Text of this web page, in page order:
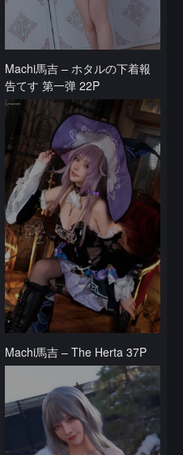
Machi馬吉 – ホタルの下着報
告てす 第一弹 22P
Machi馬吉 – The Herta 37P